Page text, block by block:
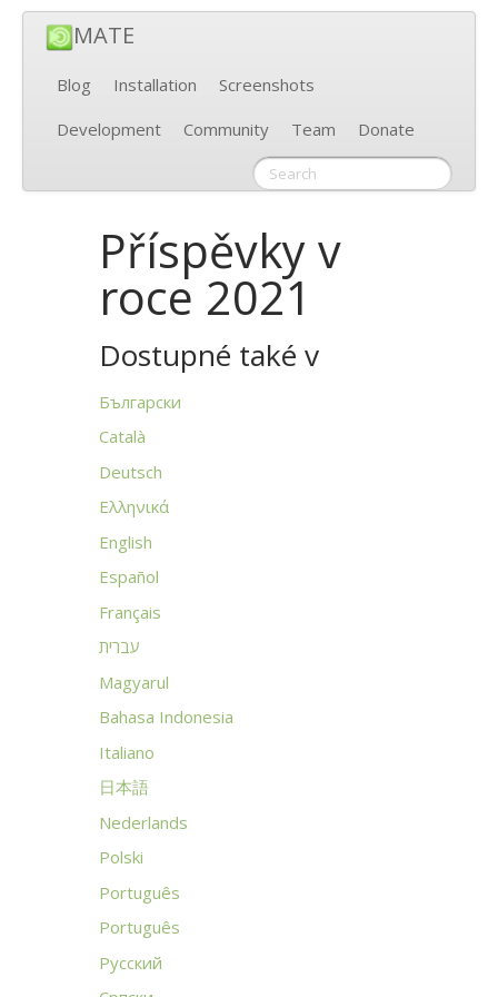
MATE
Blog Installation
Screenshots
Development
Community Team Donate
Příspěvky v
roce 2021
Dostupné také v
Български
Català
Deutsch
Ελληνικά
English
Español
Français
עברית
Magyarul
Bahasa Indonesia
Italiano
日本語
Nederlands
Polski
Português
Português
Русский